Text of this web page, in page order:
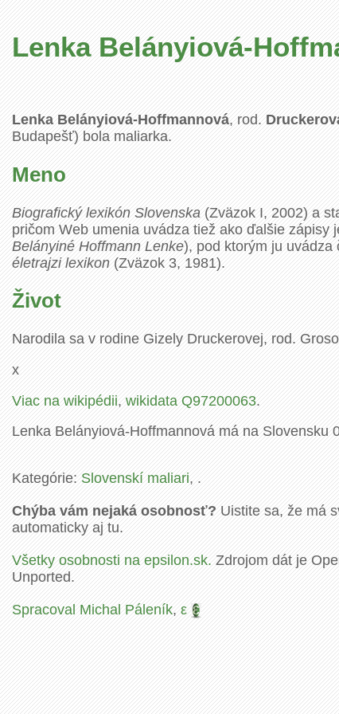
Lenka Belányiová-
Lenka Belányiová-Hoffmannová, rod.
Budapešť) bola maliarka.
Meno
Biografický lexikón Slovenska(Zväzok I, 2002) a
pričom Web umenia uvádza tiež ako ďalšie zápisy
Belányiné Hoffmann Lenke), pod ktorým ju
életrajzi lexikon(Zväzok 3, 1981).
Život
Narodila sa v rodine Gizely Druckerovej, rod.
x
Viac na wikipédii,wikidata Q97200063.
Lenka Belányiová-Hoffmannová má na Slovensku
Kategórie:Slovenskí maliari, .
Chýba vám nejaká osobnosť?Uistite sa, že má
automaticky aj tu.
Všetky osobnosti na epsilon.sk.Zdrojom dát je
Unported.
Spracoval Michal Páleník,ε